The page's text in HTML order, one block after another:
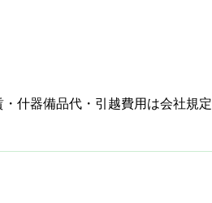
什器備品代・引越費用は会社規定